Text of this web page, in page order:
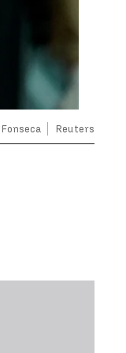
Reuters